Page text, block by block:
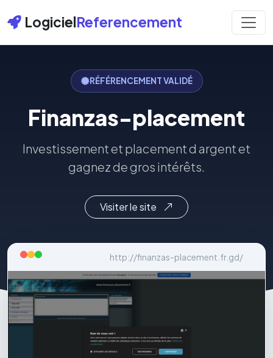
LogicielReferencement
RÉFÉRENCEMENT VALIDÉ
Finanzas-placement
Investissement et placement d argent et
gagnez de gros intérêts.
Visiter le site
http://finanzas-placement.fr.gd/